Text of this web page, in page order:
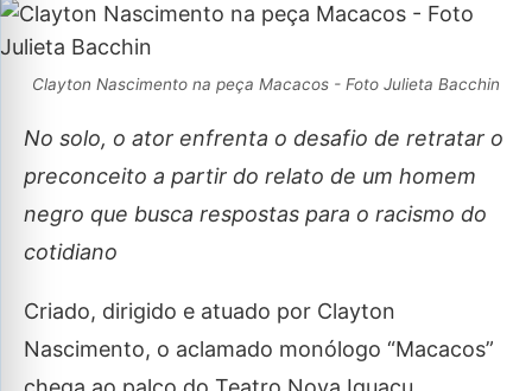
Clayton Nascimento na peça Macacos - Foto Julieta Bacchin
No solo, o ator enfrenta o desafio de retratar o
preconceito a partir do relato de um homem
negro que busca respostas para o racismo do
cotidiano
Criado, dirigido e atuado por Clayton
Nascimento, o aclamado monólogo “Macacos”